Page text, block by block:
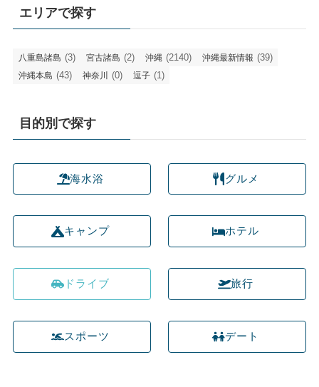
エリアで探す
八重島諸島 (3) 宮古諸島 (2) 沖縄 (2140) 沖縄最新情報 (39)
沖縄本島 (43) 神奈川 (0) 逗子 (1)
目的別で探す
海水浴
キャンプ
ドライブ
スポーツ
グルメ
ホテル
旅行
デート